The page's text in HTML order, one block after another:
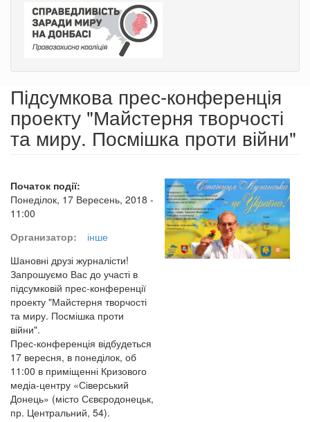
Підсумкова прес-конференція
проекту "Майстерня творчості
та миру. Посмішка проти війни"
Початок події:
Понеділок, 17 Вересень, 2018 -
11:00
Организатор:
інше
Шановні друзі журналісти!
Запрошуємо Вас до участі в
підсумковій прес-конференції
проекту "Майстерня творчості
та миру. Посмішка проти
війни".
Прес-конференція відбудеться
17 вересня, в понеділок, об
11:00 в приміщенні Кризового
медіа-центру «Сіверський
Донець» (місто Сєвєродонецьк,
пр. Центральний, 54).